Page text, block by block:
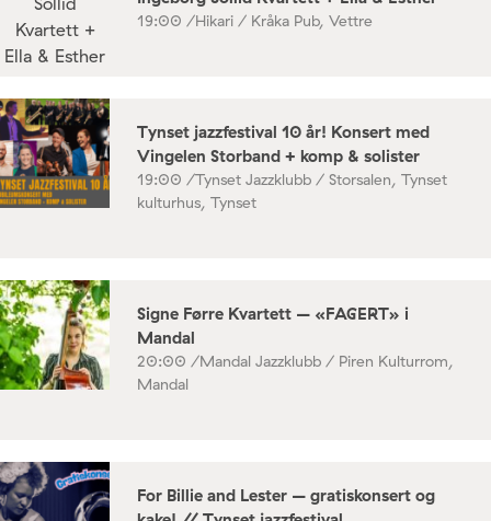
19:00 /Hikari / Kråka Pub, Vettre
Tynset jazzfestival 10 år! Konsert med
Vingelen Storband + komp & solister
19:00 /Tynset Jazzklubb / Storsalen, Tynset
kulturhus, Tynset
Signe Førre Kvartett – «FAGERT» i
Mandal
20:00 /Mandal Jazzklubb / Piren Kulturrom,
Mandal
For Billie and Lester – gratiskonsert og